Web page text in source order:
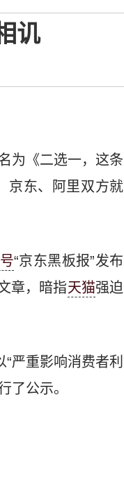
讥
为《二选一，这条
京东、阿里双方就
“京东黑板报”发布
章，暗指天猫强迫
严重影响消费者利
了公示。